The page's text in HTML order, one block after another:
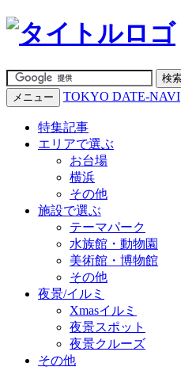
メニュー TOKYO DATE-NAVI
特集記事
エリアで選ぶ
お台場
横浜
その他
施設で選ぶ
テーマパーク
水族館・動物園
美術館・博物館
その他
夜景/イルミ
Xmasイルミ
夜景スポット
夜景クルーズ
その他